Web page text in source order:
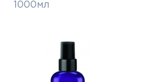
1000мл